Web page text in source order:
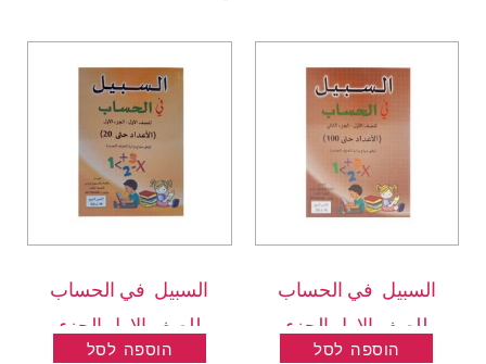
السبيل في الحساب
للصف الاول الجزء
הוספה לסל
السبيل في الحساب
للصف الاول الجزء
הוספה לסל